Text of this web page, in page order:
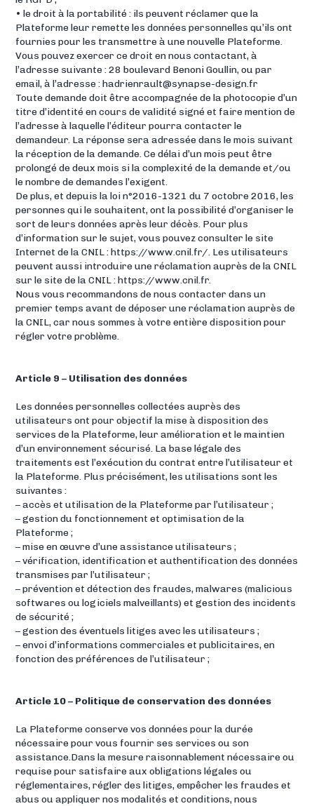
• le droit à la portabilité : ils peuvent réclamer que la
Plateforme leur remette les données personnelles qu’ils ont
fournies pour les transmettre à une nouvelle Plateforme.
Vous pouvez exercer ce droit en nous contactant, à
l’adresse suivante : 28 boulevard Benoni Goullin, ou par
email, à l’adresse : hadrienrault@synapse-design.fr
Toute demande doit être accompagnée de la photocopie d’un
titre d’identité en cours de validité signé et faire mention de
l’adresse à laquelle l’éditeur pourra contacter le
demandeur. La réponse sera adressée dans le mois suivant
la réception de la demande. Ce délai d’un mois peut être
prolongé de deux mois si la complexité de la demande et/ou
le nombre de demandes l’exigent.
De plus, et depuis la loi n°2016-1321 du 7 octobre 2016, les
personnes qui le souhaitent, ont la possibilité d’organiser le
sort de leurs données après leur décès. Pour plus
d’information sur le sujet, vous pouvez consulter le site
Internet de la CNIL : https://www.cnil.fr/. Les utilisateurs
peuvent aussi introduire une réclamation auprès de la CNIL
sur le site de la CNIL : https://www.cnil.fr.
Nous vous recommandons de nous contacter dans un
premier temps avant de déposer une réclamation auprès de
la CNIL, car nous sommes à votre entière disposition pour
régler votre problème.
Article 9 – Utilisation des données
Les données personnelles collectées auprès des
utilisateurs ont pour objectif la mise à disposition des
services de la Plateforme, leur amélioration et le maintien
d’un environnement sécurisé. La base légale des
traitements est l’exécution du contrat entre l’utilisateur et
la Plateforme. Plus précisément, les utilisations sont les
suivantes :
– accès et utilisation de la Plateforme par l’utilisateur ;
– gestion du fonctionnement et optimisation de la
Plateforme ;
– mise en œuvre d’une assistance utilisateurs ;
– vérification, identification et authentification des données
transmises par l’utilisateur ;
– prévention et détection des fraudes, malwares (malicious
softwares ou logiciels malveillants) et gestion des incidents
de sécurité ;
– gestion des éventuels litiges avec les utilisateurs ;
– envoi d’informations commerciales et publicitaires, en
fonction des préférences de l’utilisateur ;
Article 10 – Politique de conservation des données
La Plateforme conserve vos données pour la durée
nécessaire pour vous fournir ses services ou son
assistance.Dans la mesure raisonnablement nécessaire ou
requise pour satisfaire aux obligations légales ou
réglementaires, régler des litiges, empêcher les fraudes et
abus ou appliquer nos modalités et conditions, nous